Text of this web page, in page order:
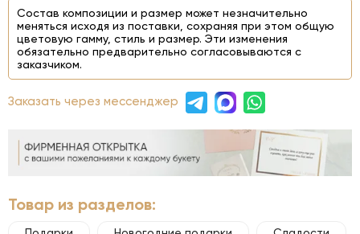
Состав композиции и размер может незначительно
меняться исходя из поставки, сохраняя при этом общую
цветовую гамму, стиль и размер. Эти изменения
обязательно предварительно согласовываются с
заказчиком.
Заказать через мессенджер
Товар из разделов: